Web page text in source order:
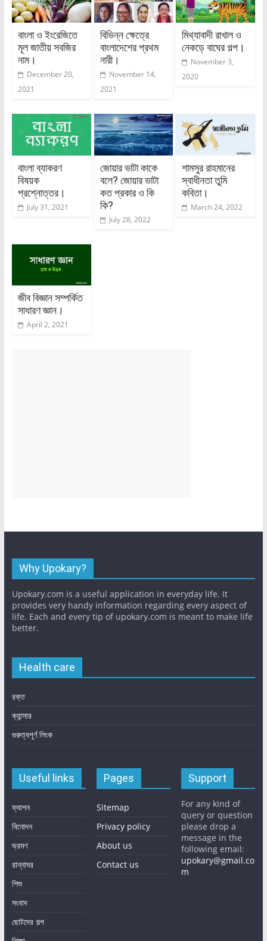
বাংলা ও ইংরেজিতে
মূল জাতীয় সবজির
নাম।
December 20,
2021
বিভিন্ন ক্ষেত্রে
বাংলাদেশের প্রথম
নারী।
November 14,
2021
মিথ্যাবাদী রাখাল ও
নেকড়ে বাঘের গল্প।
November 3,
2020
বাংলা ব্যাকরণ
বিষয়ক
প্রশ্নোত্তর।
July 31, 2021
জোয়ার ভাটা কাকে
বলে? জোয়ার ভাটা
কত প্রকার ও কি
কি?
July 28, 2022
শামসুর রাহমানের
স্বাধীনতা তুমি
কবিতা।
March 24, 2022
জীব বিজ্ঞান সম্পর্কিত
সাধারণ জ্ঞান।
April 2, 2021
Why Upokary?
Upokary.com is a useful application in everyday life. It
provides very handy information regarding every aspect of
life. Each and every tip of upokary.com is meant to make life
better.
Health care
রক্ত
ক্যান্সার
গুরুত্বপূর্ণ লিংক
Useful links
ফ্যাশন
বিনোদন
ভ্রমণ
রান্নাঘর
শিশু
সংবাদ
ছোটদের গল্প
Pages
Sitemap
Privacy policy
About us
Contact us
Support
For any kind of
query or question
please drop a
message in the
following email:
upokary@gmail.co
m